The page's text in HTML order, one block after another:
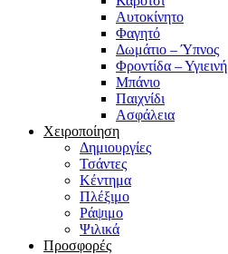
Αυτοκίνητο
Φαγητό
Δωμάτιο – Ύπνος
Φροντίδα – Υγιεινή
Μπάνιο
Παιχνίδι
Ασφάλεια
Χειροποίηση
Δημιουργίες
Τσάντες
Κέντημα
Πλέξιμο
Ράψιμο
Ψιλικά
Προσφορές